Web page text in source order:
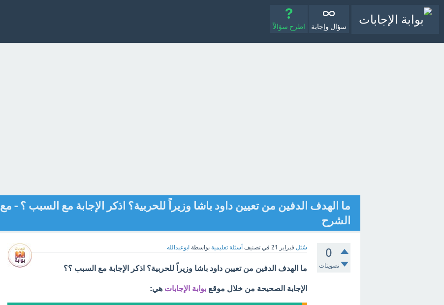
سؤال وإجابة اطرح سؤالاً
ما الهدف الدفين من تعيين داود باشا وزيراً للحربية؟ اذكر الإجابة مع السبب ؟ - مع
الشرح
0
تصويتات
سُئل فبراير 21 في تصنيف أسئلة تعليمية بواسطة ابوعبدالله
ما الهدف الدفين من تعيين داود باشا وزيراً للحربية؟ اذكر الإجابة مع السبب ؟؟
الإجابة الصحيحة من خلال موقع بوابة الإجابات هي: